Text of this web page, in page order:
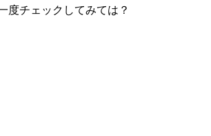
度チェックしてみては？